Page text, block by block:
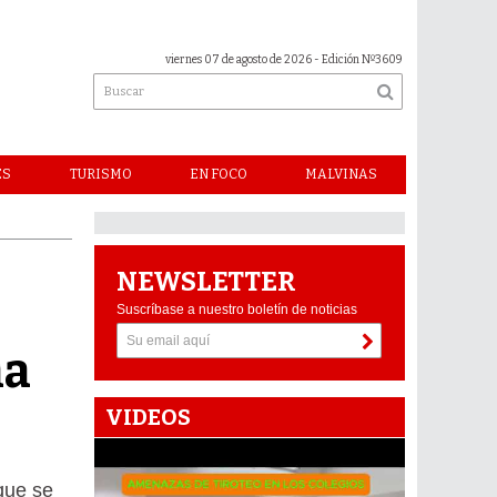
viernes 07 de agosto de 2026 - Edición Nº3609
TURISMO EN FOCO MALVINAS
se
NEWSLETTER
Suscríbase a nuestro boletín de noticias
VIDEOS